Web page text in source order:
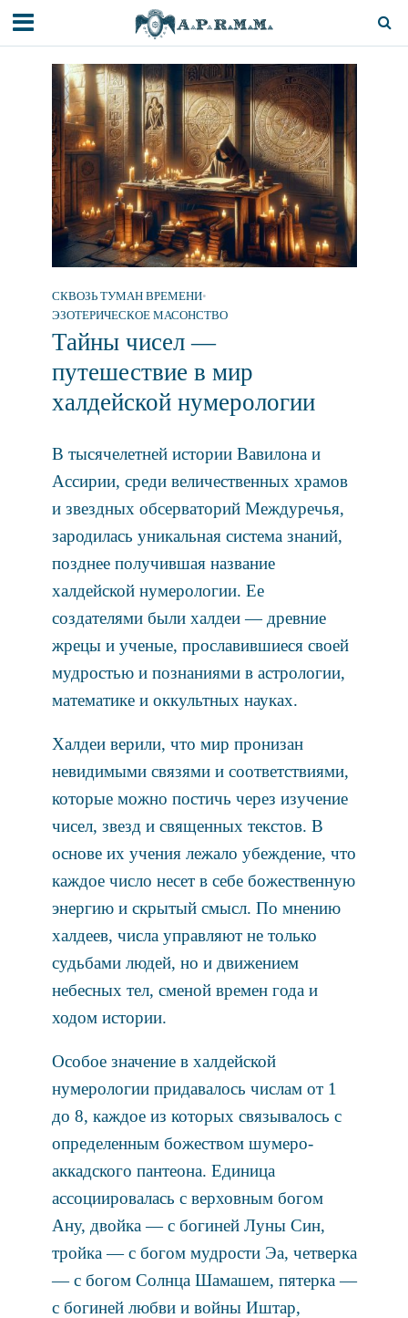
СКВОЗЬ ТУМАН ВРЕМЕНИ•
ЭЗОТЕРИЧЕСКОЕ МАСОНСТВО
Тайны чисел —
путешествие в мир
халдейской нумерологии
В тысячелетней истории Вавилона и
Ассирии, среди величественных храмов
и звездных обсерваторий Междуречья,
зародилась уникальная система знаний,
позднее получившая название
халдейской нумерологии. Ее
создателями были халдеи — древние
жрецы и ученые, прославившиеся своей
мудростью и познаниями в астрологии,
математике и оккультных науках.
Халдеи верили, что мир пронизан
невидимыми связями и соответствиями,
которые можно постичь через изучение
чисел, звезд и священных текстов. В
основе их учения лежало убеждение, что
каждое число несет в себе божественную
энергию и скрытый смысл. По мнению
халдеев, числа управляют не только
судьбами людей, но и движением
небесных тел, сменой времен года и
ходом истории.
Особое значение в халдейской
нумерологии придавалось числам от 1
до 8, каждое из которых связывалось с
определенным божеством шумеро-
аккадского пантеона. Единица
ассоциировалась с верховным богом
Ану, двойка — с богиней Луны Син,
тройка — с богом мудрости Эа, четверка
— с богом Солнца Шамашем, пятерка —
с богиней любви и войны Иштар,